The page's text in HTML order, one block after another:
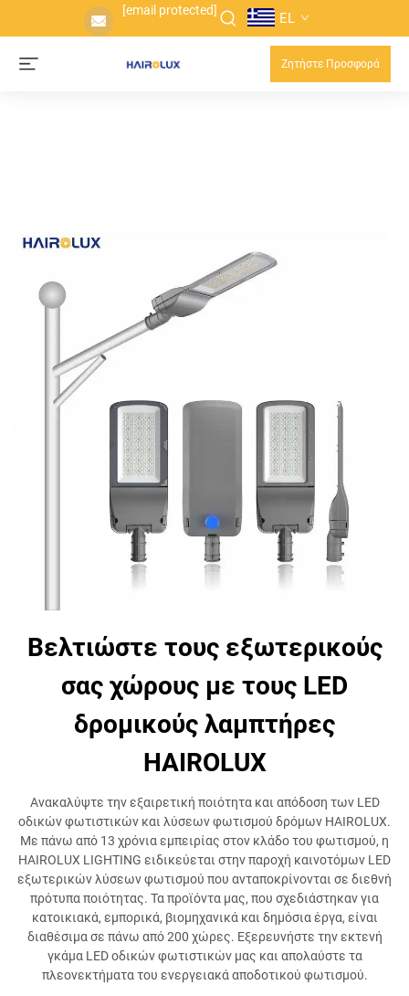
[email protected] EL
Ζητήστε Προσφορά
Βελτιώστε τους εξωτερικούς
σας χώρους με τους LED
δρομικούς λαμπτήρες
HAIROLUX
Ανακαλύψτε την εξαιρετική ποιότητα και απόδοση των LED
οδικών φωτιστικών και λύσεων φωτισμού δρόμων HAIROLUX.
Με πάνω από 13 χρόνια εμπειρίας στον κλάδο του φωτισμού, η
HAIROLUX LIGHTING ειδικεύεται στην παροχή καινοτόμων LED
εξωτερικών λύσεων φωτισμού που ανταποκρίνονται σε διεθνή
πρότυπα ποιότητας. Τα προϊόντα μας, που σχεδιάστηκαν για
κατοικιακά, εμπορικά, βιομηχανικά και δημόσια έργα, είναι
διαθέσιμα σε πάνω από 200 χώρες. Εξερευνήστε την εκτενή
γκάμα LED οδικών φωτιστικών μας και απολαύστε τα
πλεονεκτήματα του ενεργειακά αποδοτικού φωτισμού.